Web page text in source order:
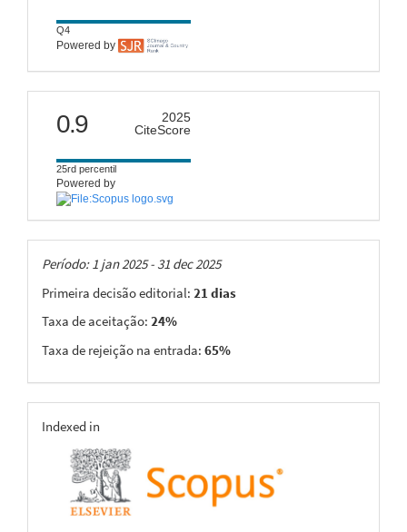
Q4
Powered by
citescore
0.9
2025
CiteScore
25rd percentil
Powered by
Taxas
Período: 1 jan 2025 - 31 dec 2025
Primeira decisão editorial: 21 dias
Taxa de aceitação: 24%
Taxa de rejeição na entrada: 65%
indexing
Indexed in